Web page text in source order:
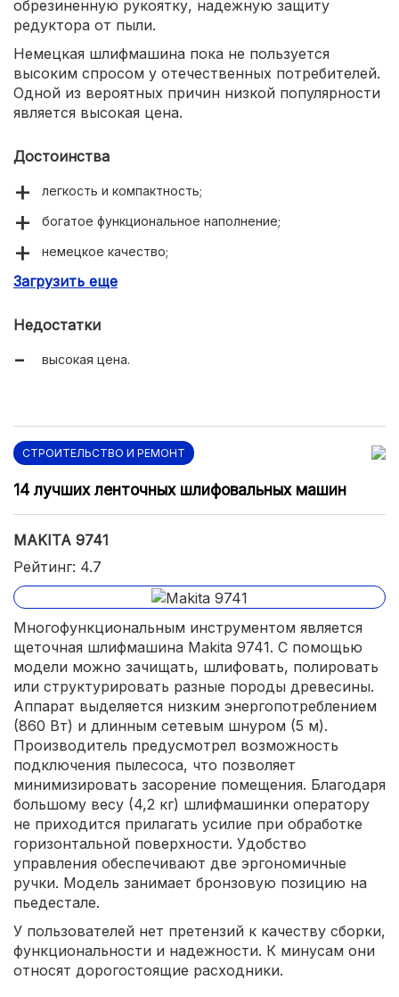
обрезиненную рукоятку, надежную защиту
редуктора от пыли.
Немецкая шлифмашина пока не пользуется
высоким спросом у отечественных потребителей.
Одной из вероятных причин низкой популярности
является высокая цена.
Достоинства
легкость и компактность;
богатое функциональное наполнение;
немецкое качество;
долговечность.
Загрузить еще
Недостатки
высокая цена.
СТРОИТЕЛЬСТВО И РЕМОНТ
14 лучших ленточных шлифовальных машин
MAKITA 9741
Рейтинг: 4.7
Многофункциональным инструментом является
щеточная шлифмашина Makita 9741. С помощью
модели можно зачищать, шлифовать, полировать
или структурировать разные породы древесины.
Аппарат выделяется низким энергопотреблением
(860 Вт) и длинным сетевым шнуром (5 м).
Производитель предусмотрел возможность
подключения пылесоса, что позволяет
минимизировать засорение помещения. Благодаря
большому весу (4,2 кг) шлифмашинки оператору
не приходится прилагать усилие при обработке
горизонтальной поверхности. Удобство
управления обеспечивают две эргономичные
ручки. Модель занимает бронзовую позицию на
пьедестале.
У пользователей нет претензий к качеству сборки,
функциональности и надежности. К минусам они
относят дорогостоящие расходники.